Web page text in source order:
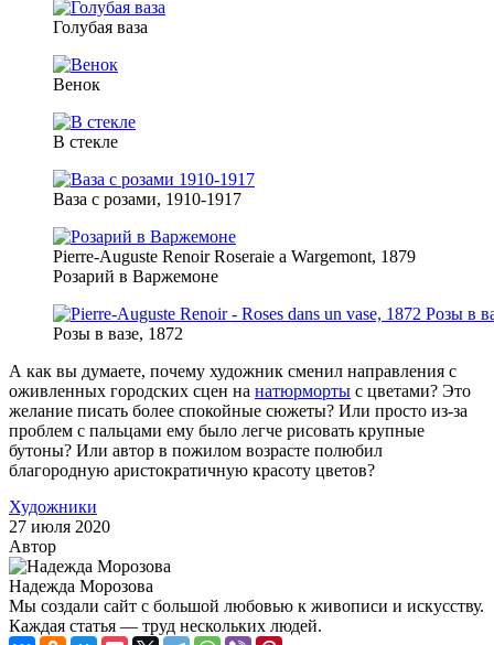
Голубая ваза
Венок
В стекле
Ваза с розами, 1910-1917
Pierre-Auguste Renoir Roseraie a Wargemont, 1879
Розарий в Варжемоне
Розы в вазе, 1872
А как вы думаете, почему художник сменил направления с
оживленных городских сцен на натюрморты с цветами? Это
желание писать более спокойные сюжеты? Или просто из-за
проблем с пальцами ему было легче рисовать крупные
бутоны? Или автор в пожилом возрасте полюбил
благородную аристократичную красоту цветов?
Художники
27 июля 2020
Автор
Надежда Морозова
Мы создали сайт с большой любовью к живописи и искусству.
Каждая статья — труд нескольких людей.